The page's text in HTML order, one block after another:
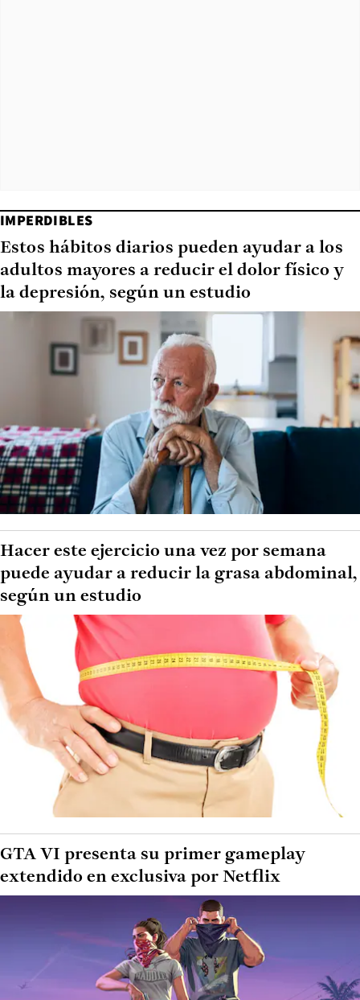
IMPERDIBLES
Estos hábitos diarios pueden ayudar a los
adultos mayores a reducir el dolor físico y
la depresión, según un estudio
Hacer este ejercicio una vez por semana
puede ayudar a reducir la grasa abdominal,
según un estudio
GTA VI presenta su primer gameplay
extendido en exclusiva por Netflix